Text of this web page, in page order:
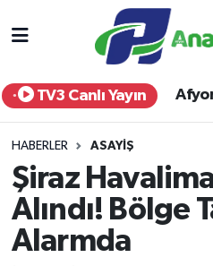
TV3 Canlı Yayın
HABERLER ASAYIŞ
Şiraz
Alındı! Bölge
Alarmda
Yurt Haber
Afyon Haber
Siyaset
Spor
Afyonkarahisar
Afyonkarahisar Hava
Afyonkarahisar Trafik
Süper Lig Puan Durumu